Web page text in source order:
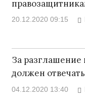
20.12.2020 09:15
За разглашение
должен
04.12.2020 13:40